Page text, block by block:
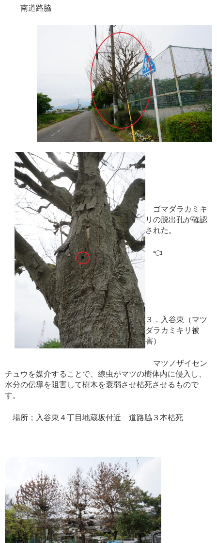
南道路脇
ゴマダラカミキ
リの脱出孔が確認
された。
👈
３．入谷東（マツ
ダラカミキリ被
害）
マツノザイセン
チュウを媒介することで、線虫がマツの樹体内に侵入し、
水分の伝導を阻害して樹木を衰弱させ枯死させるもので
す。
場所；入谷東４丁目地蔵坂付近 道路脇３本枯死